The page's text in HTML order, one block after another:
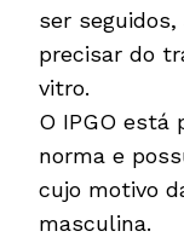
ser
precisar do
vitro.
O IPGO está
norma e
cujo motivo
masculina.